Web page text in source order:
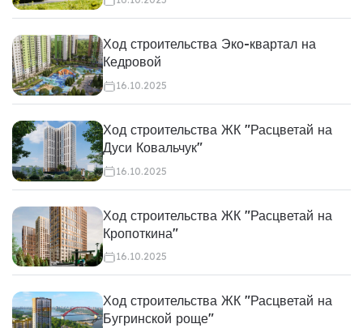
Ход строительства Эко-квартал на
Кедровой
16.10.2025
Ход строительства ЖК "Расцветай на
Дуси Ковальчук"
16.10.2025
Ход строительства ЖК "Расцветай на
Кропоткина"
16.10.2025
Ход строительства ЖК "Расцветай на
Бугринской роще"